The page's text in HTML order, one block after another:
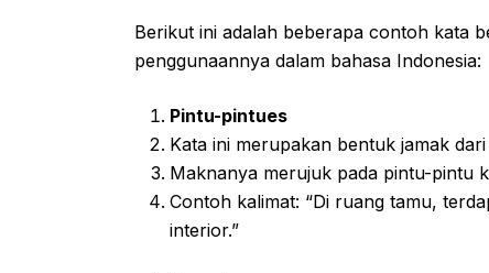
Berikut ini adalah beberapa contoh kata
penggunaannya dalam bahasa Indonesia:
Pintu-pintues
Kata ini merupakan bentuk jamak dari
Maknanya merujuk pada pintu-pintu
Contoh kalimat: “Di ruang tamu,
interior.”